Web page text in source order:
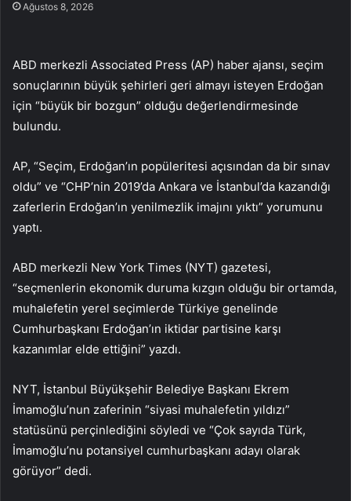
Ağustos 8, 2026
ABD merkezli Associated Press (AP) haber ajansı, seçim
sonuçlarının büyük şehirleri geri almayı isteyen Erdoğan
için “büyük bir bozgun” olduğu değerlendirmesinde
bulundu.
AP, “Seçim, Erdoğan’ın popüleritesi açısından da bir sınav
oldu” ve “CHP’nin 2019’da Ankara ve İstanbul’da kazandığı
zaferlerin Erdoğan’ın yenilmezlik imajını yıktı” yorumunu
yaptı.
ABD merkezli New York Times (NYT) gazetesi,
“seçmenlerin ekonomik duruma kızgın olduğu bir ortamda,
muhalefetin yerel seçimlerde Türkiye genelinde
Cumhurbaşkanı Erdoğan’ın iktidar partisine karşı
kazanımlar elde ettiğini” yazdı.
NYT, İstanbul Büyükşehir Belediye Başkanı Ekrem
İmamoğlu’nun zaferinin “siyasi muhalefetin yıldızı”
statüsünü perçinlediğini söyledi ve “Çok sayıda Türk,
İmamoğlu’nu potansiyel cumhurbaşkanı adayı olarak
görüyor” dedi.